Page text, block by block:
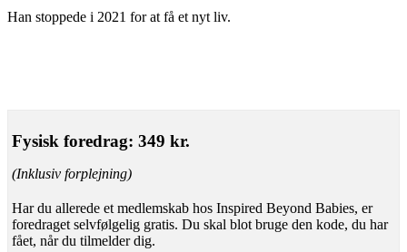
Han stoppede i 2021 for at få et nyt liv.
Fysisk foredrag: 349 kr.
(Inklusiv forplejning)
Har du allerede et medlemskab hos Inspired Beyond Babies, er
foredraget selvfølgelig gratis. Du skal blot bruge den kode, du har
fået, når du tilmelder dig.